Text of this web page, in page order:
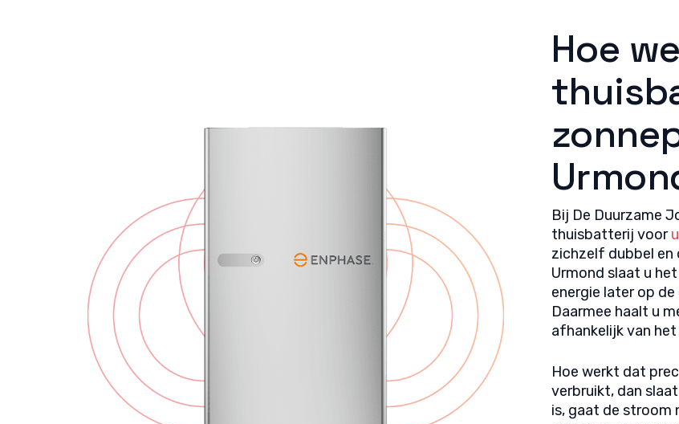
Hoe
Bij De Duurzame
thuisbatterij voor
zichzelf dubbel
Urmond slaat u
energie later op
Daarmee haalt u
afhankelijk van
Hoe werkt dat
verbruikt, dan
is, gaat de stroom